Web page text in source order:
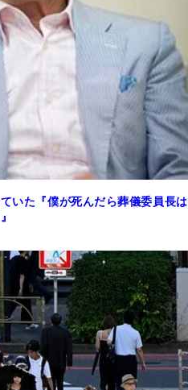
いた『僕が死んだら葬儀委員長は